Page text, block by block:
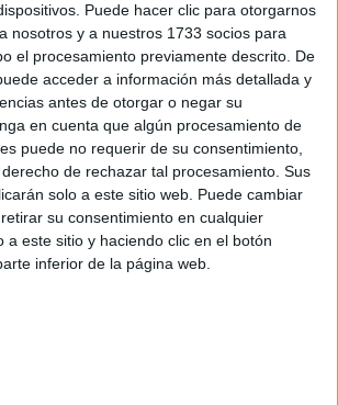
Puede hacer clic para otorgarnos
nosotros y a nuestros 1733 socios para
el procesamiento previamente descrito. De
acceder a información más detallada y
antes de otorgar o negar su
en cuenta que algún procesamiento de
puede no requerir de su consentimiento,
de rechazar tal procesamiento. Sus
solo a este sitio web. Puede cambiar
su consentimiento en cualquier
a este sitio y haciendo clic en el botón
inferior de la página web.